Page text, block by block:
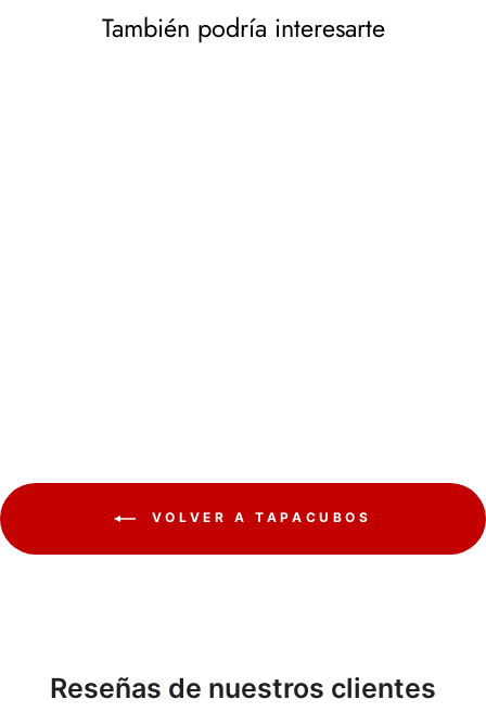
También podría interesarte
VOLVER A TAPACUBOS
Reseñas de nuestros clientes